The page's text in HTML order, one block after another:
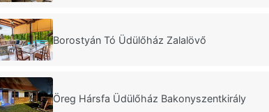
Borostyán Tó Üdülőház Zalalövő
Öreg Hársfa Üdülőház Bakonyszentkirály